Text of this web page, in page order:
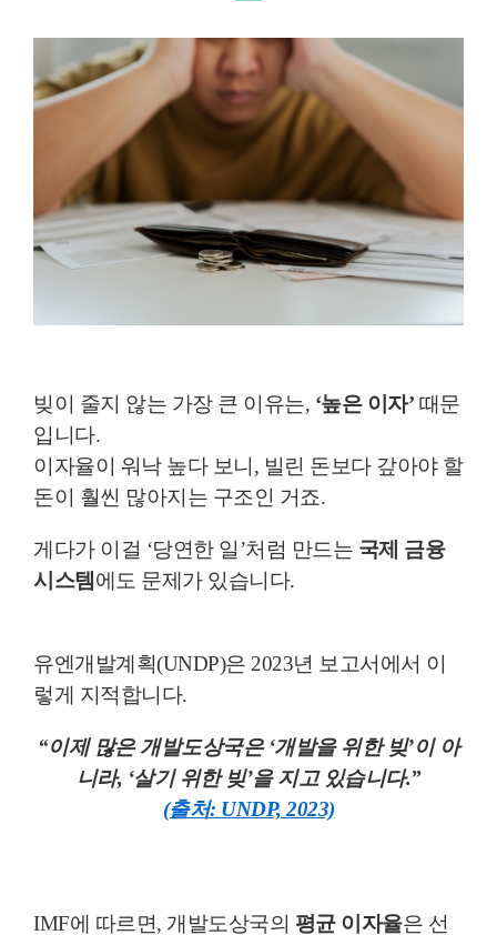
빚이 줄지 않는 가장 큰 이유는, ‘높은 이자’ 때문
입니다.
이자율이 워낙 높다 보니, 빌린 돈보다 갚아야 할
돈이 훨씬 많아지는 구조인 거죠.
게다가 이걸 ‘당연한 일’처럼 만드는 국제 금융
시스템 에도 문제가 있습니다.
유엔개발계획(UNDP)은 2023년 보고서에서 이
렇게 지적합니다.
“이제 많은 개발도상국은 ‘개발을 위한 빚’이 아
니라, ‘살기 위한 빚’을 지고 있습니다.”
(출처: UNDP, 2023)
IMF에 따르면, 개발도상국의 평균 이자율은 선